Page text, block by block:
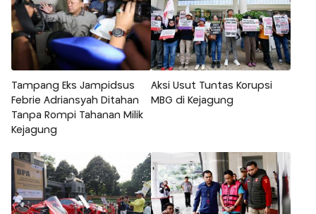
Tampang Eks Jampidsus
Febrie Adriansyah Ditahan
Tanpa Rompi Tahanan Milik
Kejagung
Aksi Usut Tuntas Korupsi
MBG di Kejagung